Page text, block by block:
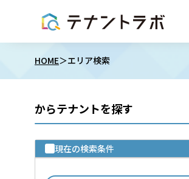
HOME エリア検索
からテナントを探す
現在の検索条件